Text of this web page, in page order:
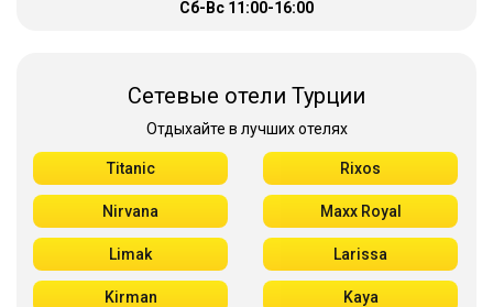
Сб-Вс 11:00-16:00
Сетевые отели Турции
Отдыхайте в лучших отелях
Titanic Rixos
Nirvana Maxx Royal
Limak Larissa
Kirman Kaya